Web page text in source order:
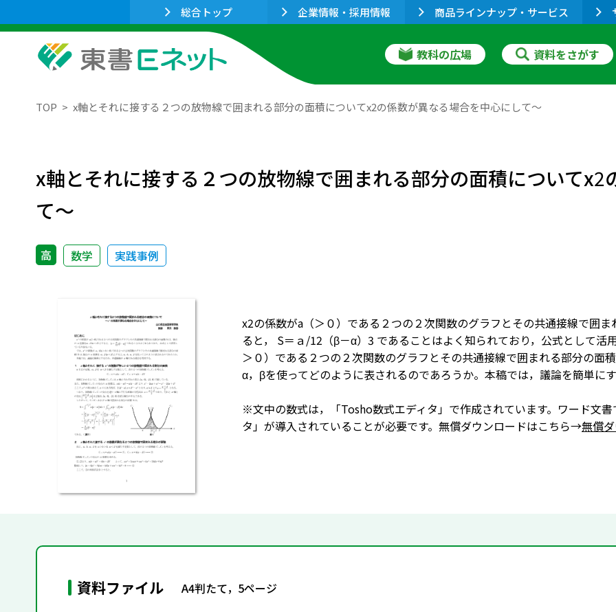
総合トップ 企業情報・採用情報 商品ラインナップ・サービス
教科の広場 資料をさがす
TOP x軸とそれに接する２つの放物線で囲まれる部分の面積についてx2の係数が異なる場合を中心にして～
x軸とそれに接する２つの放物線で囲まれる部分の面積についてx2
て～
高 数学 実践事例
x2の係数がa（＞０）である２つの２次関数のグラフとその共通接線で囲
ると， S＝ａ/12（β－α） 3 であることはよく知られており，公式として活
＞０）である２つの２次関数のグラフとその共通接線で囲まれる部分の面
α，βを使ってどのように表されるのであろうか。本稿では，議論を簡単に
※文中の数式は，「Tosho数式エディタ」で作成されています。ワード文
タ」が導入されていることが必要です。無償ダウンロードはこちら→無償
資料ファイル A4判たて，5ページ